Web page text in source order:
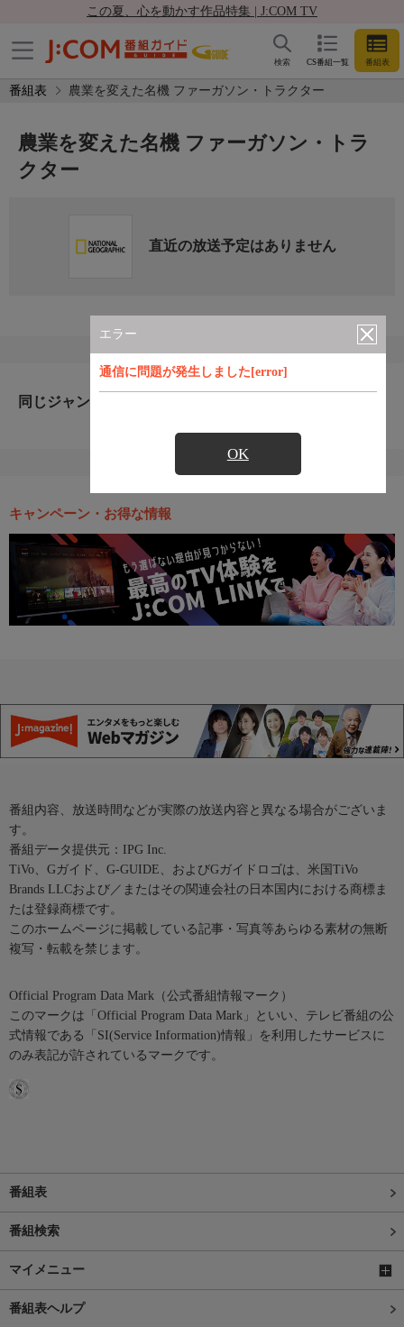
この夏、心を動かす作品特集 | J:COM TV
CS番組一覧 番組表
検索
番組表 農業を変えた名機 ファーガソン・トラクター
エラー
通信に問題が発生しました[error]
OK
農業を変えた名機 ファーガソン・トラ
クター
直近の放送予定はありません
同じジャンルのおすすめ番組
キャンペーン・お得な情報
番組内容、放送時間などが実際の放送内容と異なる場合がございま
す。
番組データ提供元：IPG Inc.
TiVo、Gガイド、G-GUIDE、およびGガイドロゴは、米国TiVo
Brands LLCおよび／またはその関連会社の日本国内における商標ま
たは登録商標です。
このホームページに掲載している記事・写真等あらゆる素材の無断
複写・転載を禁じます。
Official Program Data Mark（公式番組情報マーク）
このマークは「Official Program Data Mark」といい、テレビ番組の公
式情報である「SI(Service Information)情報」を利用したサービスに
のみ表記が許されているマークです。
番組表
番組検索
マイメニュー
番組表ヘルプ